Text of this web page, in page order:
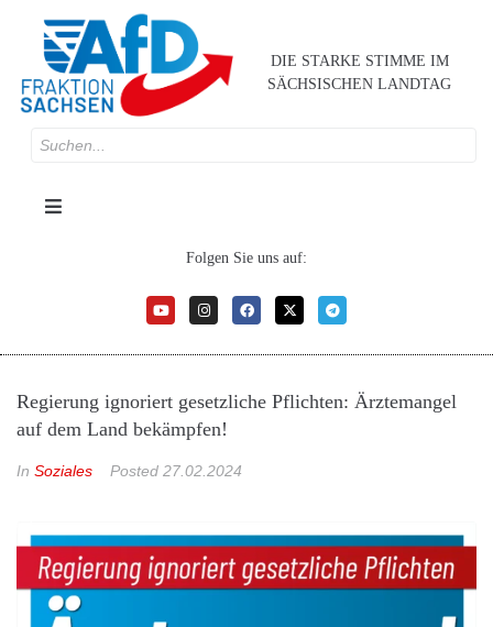
DIE STARKE STIMME IM
SÄCHSISCHEN LANDTAG
Folgen Sie uns auf:
Regierung ignoriert gesetzliche Pflichten: Ärztemangel
auf dem Land bekämpfen!
In Soziales Posted 27.02.2024